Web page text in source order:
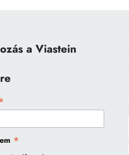
a Viastein
*